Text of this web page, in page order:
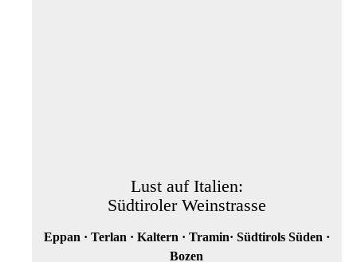
Lust auf Italien:
Südtiroler Weinstrasse
Eppan · Terlan · Kaltern · Tramin· Südtirols Süden ·
Bozen